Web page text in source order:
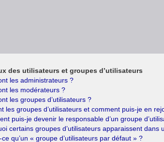
des utilisateurs et groupes d’utilisateurs
les administrateurs ?
les modérateurs ?
les groupes d’utilisateurs ?
les groupes d’utilisateurs et comment puis-je en
puis-je devenir le responsable d’un groupe
certains groupes d’utilisateurs apparaissent dans
ce qu’un « groupe d’utilisateurs par défaut » ?